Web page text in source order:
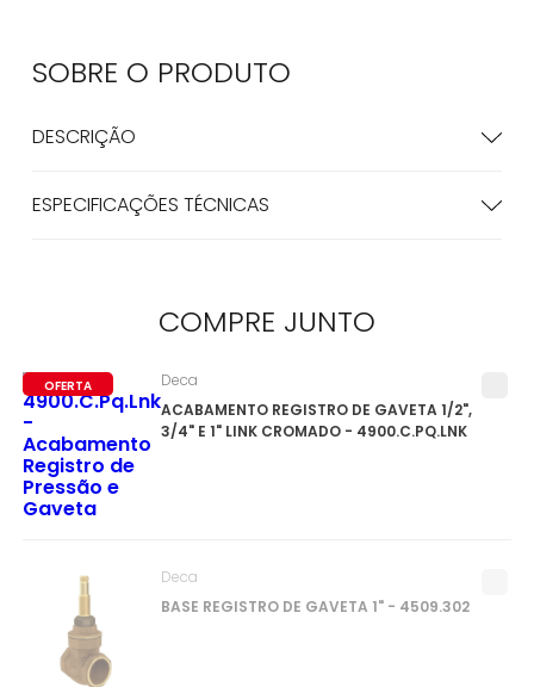
SOBRE O PRODUTO
DESCRIÇÃO
ESPECIFICAÇÕES TÉCNICAS
COMPRE JUNTO
OFERTA
ACABAMENTO REGISTRO DE GAVETA 1/2",
3/4" E 1" LINK CROMADO - 4900.C.PQ.LNK
Deca
BASE REGISTRO DE GAVETA 1" - 4509.302
Deca